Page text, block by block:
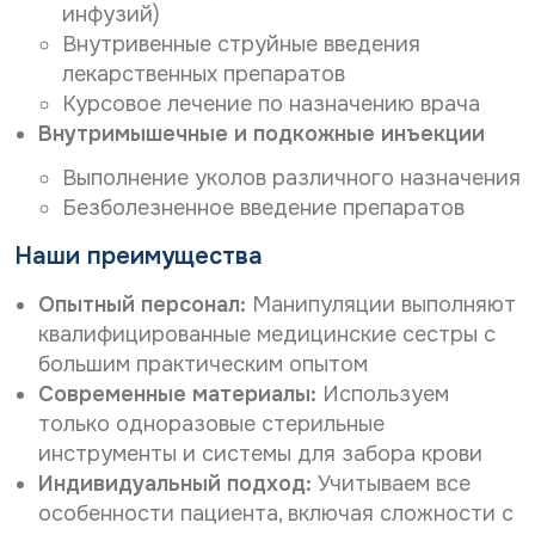
инфузий)
Внутривенные струйные введения
лекарственных препаратов
Курсовое лечение по назначению врача
Внутримышечные и подкожные инъекции
Выполнение уколов различного назначения
Безболезненное введение препаратов
Наши преимущества
Опытный персонал: Манипуляции выполняют
квалифицированные медицинские сестры с
большим практическим опытом
Современные материалы: Используем
только одноразовые стерильные
инструменты и системы для забора крови
Индивидуальный подход: Учитываем все
особенности пациента, включая сложности с